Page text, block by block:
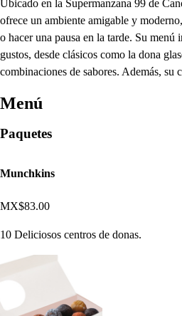
Ubicado en la Supermanzana 99 de
ofrece un ambiente amigable y
o hacer una pausa en la tarde. Su
gustos, desde clásicos como la dona
combinaciones de sabores. Además, su
Menú
Paquetes
Munchkins
MX$83.00
10 Deliciosos centros de donas.